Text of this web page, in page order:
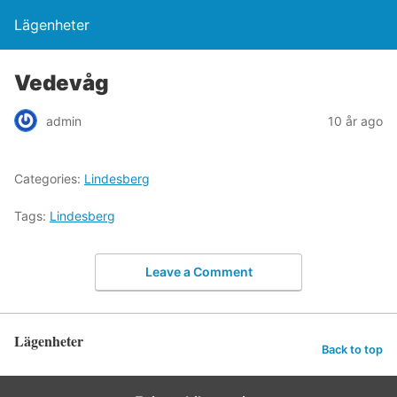
Lägenheter
Vedevåg
admin 10 år ago
Categories: Lindesberg
Tags: Lindesberg
Leave a Comment
Lägenheter Back to top